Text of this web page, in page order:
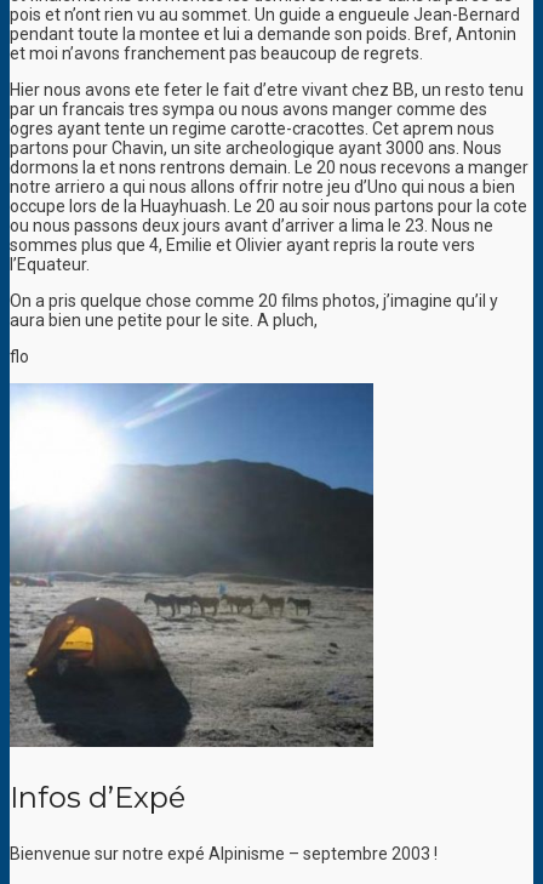
pois et n’ont rien vu au sommet. Un guide a engueule Jean-Bernard
pendant toute la montee et lui a demande son poids. Bref, Antonin
et moi n’avons franchement pas beaucoup de regrets.
Hier nous avons ete feter le fait d’etre vivant chez BB, un resto tenu
par un francais tres sympa ou nous avons manger comme des
ogres ayant tente un regime carotte-cracottes. Cet aprem nous
partons pour Chavin, un site archeologique ayant 3000 ans. Nous
dormons la et nons rentrons demain. Le 20 nous recevons a manger
notre arriero a qui nous allons offrir notre jeu d’Uno qui nous a bien
occupe lors de la Huayhuash. Le 20 au soir nous partons pour la cote
ou nous passons deux jours avant d’arriver a lima le 23. Nous ne
sommes plus que 4, Emilie et Olivier ayant repris la route vers
l’Equateur.
On a pris quelque chose comme 20 films photos, j’imagine qu’il y
aura bien une petite pour le site. A pluch,
flo
Infos d’Expé
Bienvenue sur notre expé Alpinisme – septembre 2003 !